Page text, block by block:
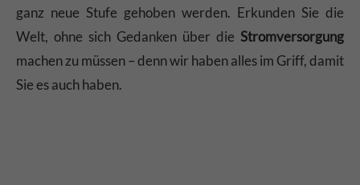
ganz neue Stufe gehoben werden. Erkunden Sie die
Welt, ohne sich Gedanken über die Stromversorgung
machen zu müssen – denn wir haben alles im Griff, damit
Sie es auch haben.